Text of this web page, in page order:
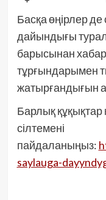
Басқа өңірлер де
дайындығы
барысынан хабар
тұрғындарымен
жатырғандығын
Барлық құқықтар
сілтемені
пайдаланыңыз:
saylauga-